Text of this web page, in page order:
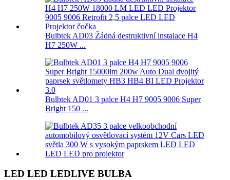
Bulbtek AD03 Žádná destruktivní instalace H4
H7 250W ...
Bulbtek AD01 3 palce H4 H7 9005 9006 Super
Bright 150 ...
LED LED LEDLIVE BULBA